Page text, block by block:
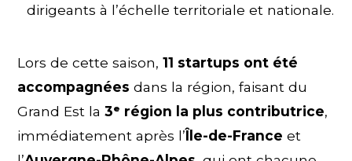
dirigeants à l’échelle territoriale et nationale.
Lors de cette saison,11 startups ont été
accompagnées dans la région, faisant du
Grand Est la3ᵉ région la plus contributrice,
immédiatement après l’Île-de-France et